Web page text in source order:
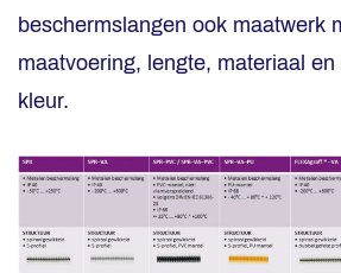
beschermslangen ook maatwerk
maatvoering, lengte, materiaal
kleur.